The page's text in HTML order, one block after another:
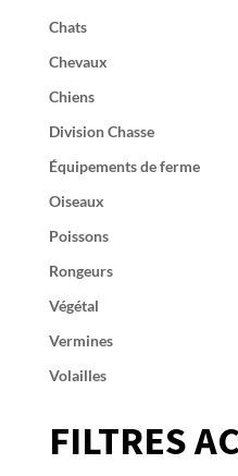
Chats
Chevaux
Chiens
Division Chasse
Équipements de ferme
Oiseaux
Poissons
Rongeurs
Végétal
Vermines
Volailles
FILTRES